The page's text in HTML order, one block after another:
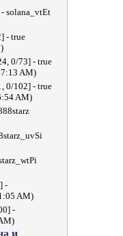
solana_vtEt
- true
0/73] - true
AM)
0/102] - true
AM)
-
AM)
-
и